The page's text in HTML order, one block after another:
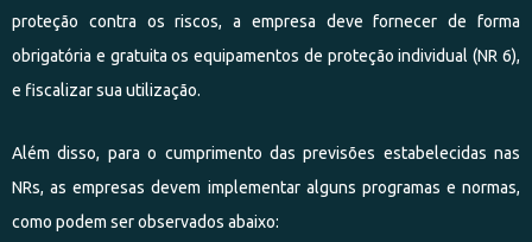
proteção contra os riscos, a empresa deve fornecer de forma
obrigatória e gratuita os equipamentos de proteção individual (NR 6),
e fiscalizar sua utilização.
Além disso, para o cumprimento das previsões estabelecidas nas
NRs, as empresas devem implementar alguns programas e normas,
como podem ser observados abaixo: